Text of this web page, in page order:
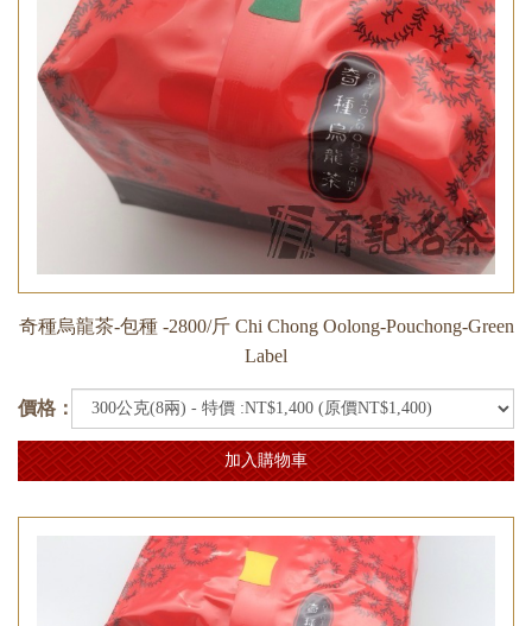
奇種烏龍茶-包種 -2800/斤 Chi Chong Oolong-Pouchong-Green
Label
價格：
加入購物車